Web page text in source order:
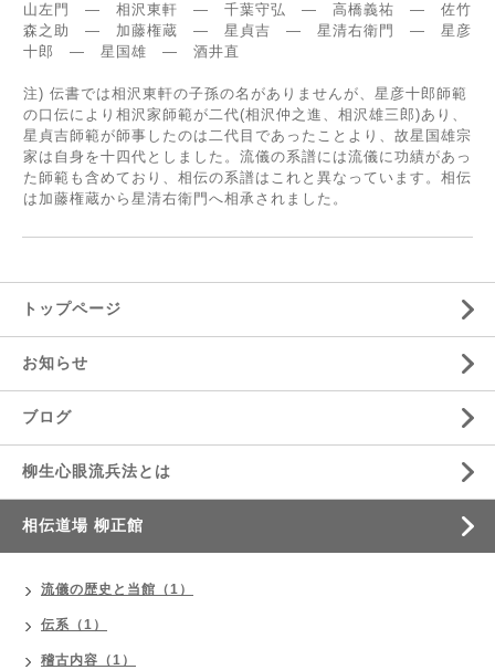
山左門 ― 相沢東軒 ― 千葉守弘 ― 高橋義祐 ― 佐竹
森之助 ― 加藤権蔵 ― 星貞吉 ― 星清右衛門 ― 星彦
十郎 ― 星国雄 ― 酒井直
注) 伝書では相沢東軒の子孫の名がありませんが、星彦十郎師範
の口伝により相沢家師範が二代(相沢仲之進、相沢雄三郎)あり、
星貞吉師範が師事したのは二代目であったことより、故星国雄宗
家は自身を十四代としました。流儀の系譜には流儀に功績があっ
た師範も含めており、相伝の系譜はこれと異なっています。相伝
は加藤権蔵から星清右衛門へ相承されました。
トップページ
お知らせ
ブログ
柳生心眼流兵法とは
相伝道場 柳正館
流儀の歴史と当館（1）
伝系（1）
稽古内容（1）